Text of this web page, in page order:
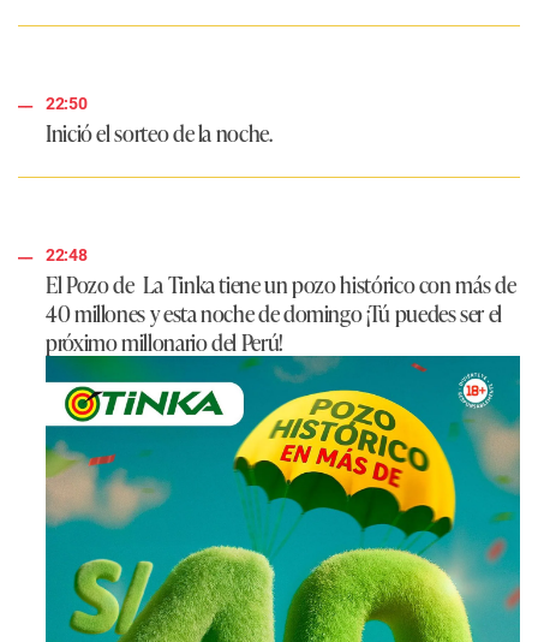
22:50
Inició el sorteo de la noche.
22:48
El Pozo de La Tinka tiene un pozo histórico con más de
40 millonesy esta noche de domingo ¡Tú puedes ser el
próximo millonario del Perú!